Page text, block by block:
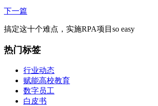
下一篇
搞定这十个难点，实施RPA项目so easy
热门标签
行业动态
赋能高校教育
数字员工
白皮书